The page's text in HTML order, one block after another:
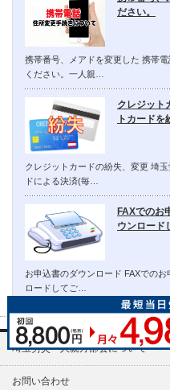
ださい。
携帯番号、メアドを変更した 携帯
ください。一人親…
クレジット
トカード
クレジットカードの紛失、変更 埼
ドによる決済(毎…
FAXでのお
ウンロード
お申込書のダウンロード FAXでの
ロードしてご…
埼玉労災一人親方部会について
お問い合わせ